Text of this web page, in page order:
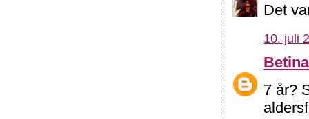
Det
10. juli
Betina
7 år?